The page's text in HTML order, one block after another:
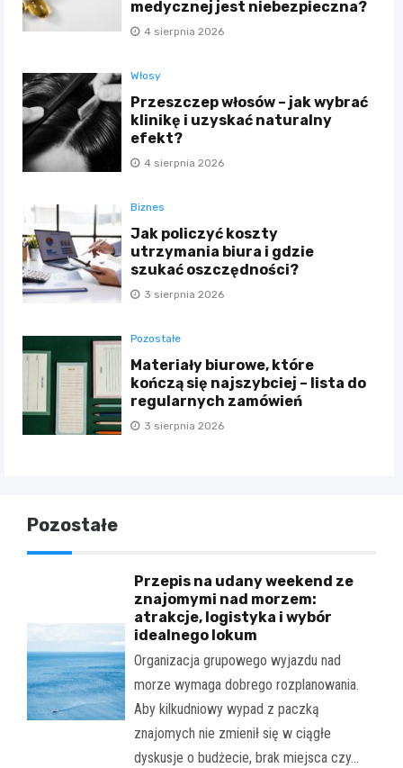
medycznej jest niebezpieczna?
4 sierpnia 2026
Włosy
Przeszczep włosów – jak wybrać
klinikę i uzyskać naturalny
efekt?
4 sierpnia 2026
Biznes
Jak policzyć koszty
utrzymania biura i gdzie
szukać oszczędności?
3 sierpnia 2026
Pozostałe
Materiały biurowe, które
kończą się najszybciej – lista do
regularnych zamówień
3 sierpnia 2026
Pozostałe
Przepis na udany weekend ze
znajomymi nad morzem:
atrakcje, logistyka i wybór
idealnego lokum
Organizacja grupowego wyjazdu nad
morze wymaga dobrego rozplanowania.
Aby kilkudniowy wypad z paczką
znajomych nie zmienił się w ciągłe
dyskusje o budżecie, brak miejsca czy…